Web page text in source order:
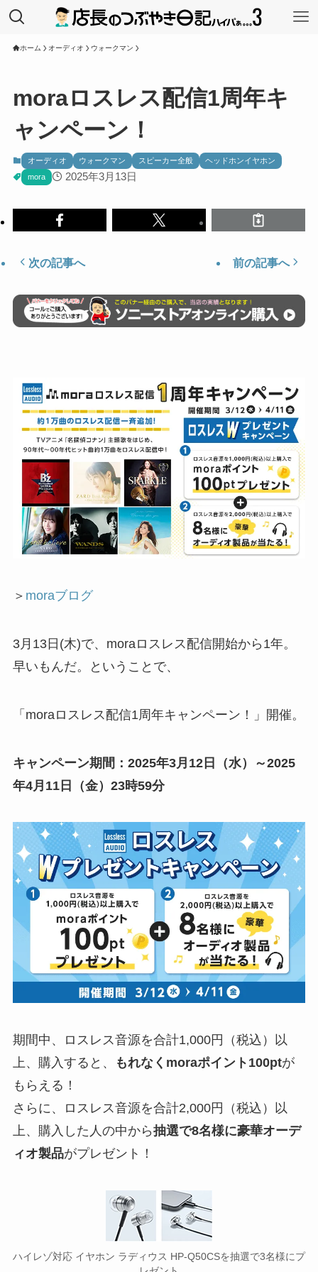
ホーム オーディオ ウォークマン
moraロスレス配信1周年キ
ャンペーン！
オーディオ ウォークマン スピーカー全般
ヘッドホンイヤホン
mora
2025年3月13日
次の記事へ 前の記事へ
＞ moraブログ
3月13日(木)で、moraロスレス配信開始から1年。
早いもんだ。ということで、
「moraロスレス配信1周年キャンペーン！」開催。
キャンペーン期間：2025年3月12日（水）～2025
年4月11日（金）23時59分
期間中、ロスレス音源を合計1,000円（税込）以
上、購入すると、
もれなくmoraポイント100ptが
もらえる！
さらに、ロスレス音源を合計2,000円（税込）以
上、購入した人の中から抽選で8名様に豪華オーデ
ィオ製品がプレゼント！
ハイレゾ対応 イヤホン ラディウス HP-Q50CSを抽選で3名様にプ